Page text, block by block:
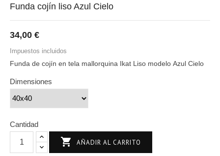
Funda cojín liso Azul Cielo
34,00 €
Impuestos incluidos
Funda de cojín en tela mallorquina Ikat Liso modelo Azul Cielo
Dimensiones
Cantidad
 AÑADIR AL CARRITO